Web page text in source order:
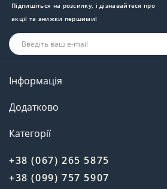
Підпишіться на розсилку, і дізнавайтеся про
акції та знижки першими!
Інформація
Додатково
Категорії
+38 (067) 265 5875
+38 (099) 757 5907